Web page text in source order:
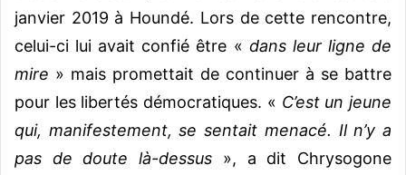
janvier 2019 à Houndé. Lors de cette rencontre,
celui-ci lui avait confié être « dans leur ligne de
mire » mais promettait de continuer à se battre
pour les libertés démocratiques. « C’est un jeune
qui, manifestement, se sentait menacé. Il n’y a
pas de doute là-dessus », a dit Chrysogone